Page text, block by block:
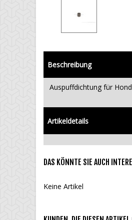
Beschreibung
Auspuffdichtung für
Artikeldetails
DAS KÖNNTE SIE AUCH
Keine Artikel